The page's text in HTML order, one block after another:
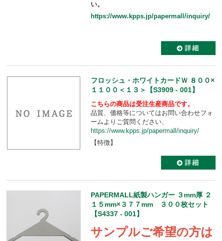
い。
https://www.kpps.jp/papermall/inquiry/
フロッシュ・ホワイトカードＷ ８００×
１１００＜１３＞【S3909 - 001】
こちらの商品は受注生産商品です。
品質、価格等についてはお問い合わせフォ
ームよりご質問ください、
https://www.kpps.jp/papermall/inquiry/
【特徴】
PAPERMALL紙製ハンガー ３mm厚 ２
１５mm×３７７mm ３００枚セット
【S4337 - 001】
サンプルご希望の方は